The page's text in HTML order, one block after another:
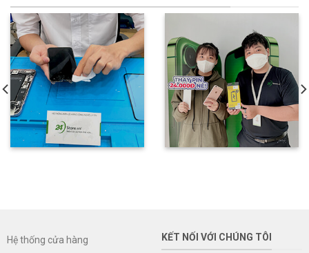
Hệ thống cửa hàng
KẾT NỐI VỚI CHÚNG TÔI